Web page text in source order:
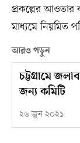
প্রকল্পের আওতার
মাধ্যমে নিয়মিত
আরও পড়ুন
চট্টগ্রামে
জন্য কমিটি
২৬ জুন ২০২১